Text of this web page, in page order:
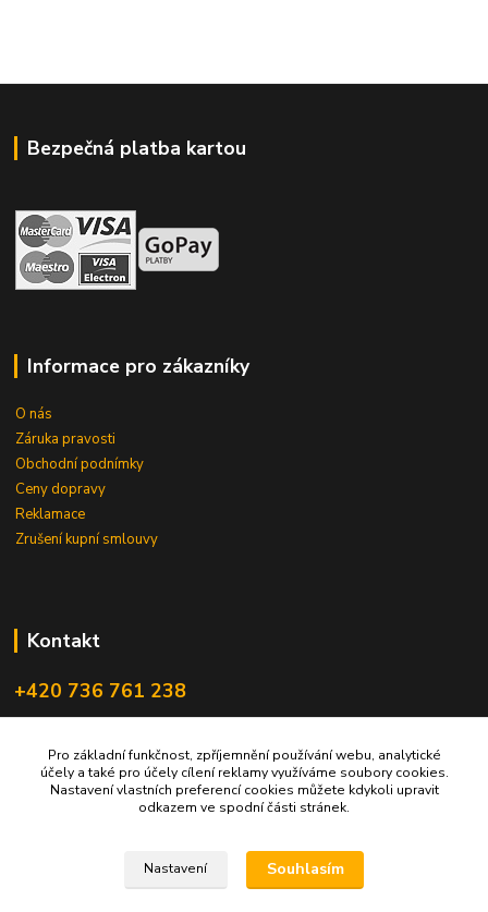
Bezpečná platba kartou
Informace pro zákazníky
O nás
Záruka pravosti
Obchodní podnímky
Ceny dopravy
Reklamace
Zrušení kupní smlouvy
Kontakt
+420 736 761 238
Upravit sběr cookies.
Pro základní funkčnost, zpříjemnění používání webu, analytické
účely a také pro účely cílení reklamy využíváme soubory cookies.
Nastavení vlastních preferencí cookies můžete kdykoli upravit
odkazem ve spodní části stránek.
Nastavení Souhlasím